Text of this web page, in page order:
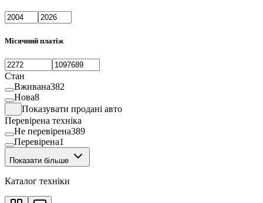
Місячний платіж
Стан
Вживана382
Нова8
Показувати продані авто
Перевірена техніка
Не перевірена389
Перевірена1
Показати більше
Каталог техніки